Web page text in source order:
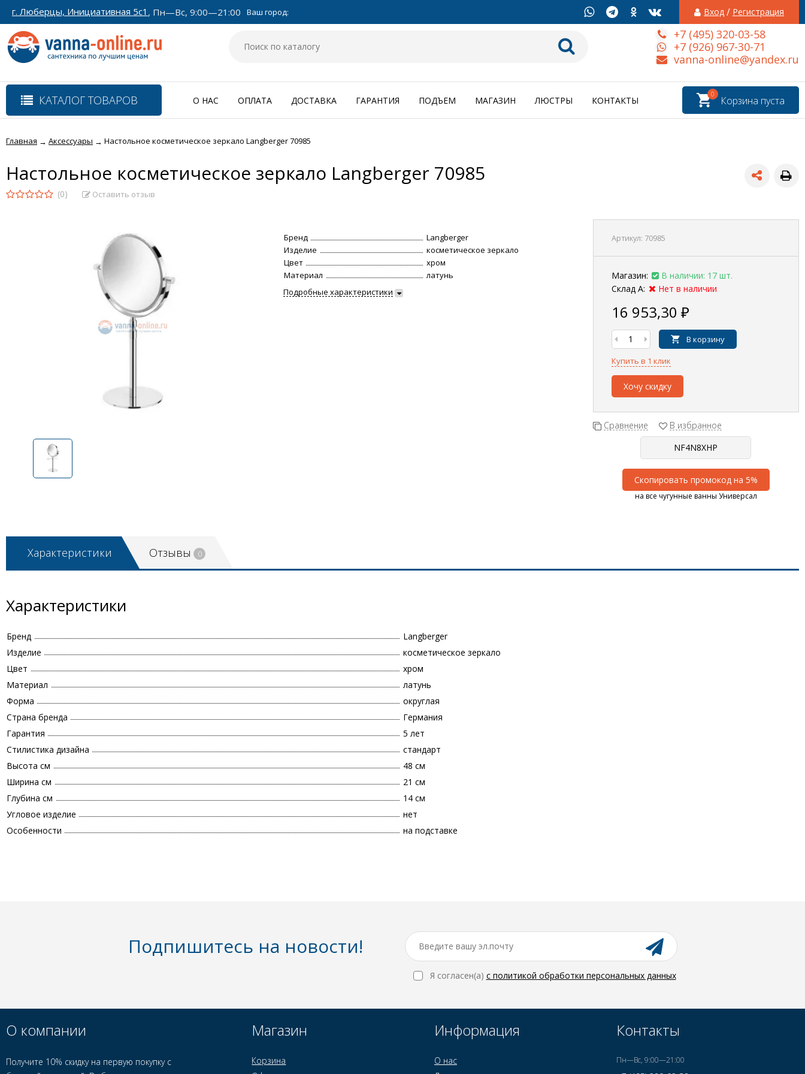
г. Люберцы, Инициативная 5с1 , Пн—Вс, 9:00—21:00 Ваш город: Вход / Регистрация
+7 (495) 320-03-58
+7 (926) 967-30-71
vanna-online@yandex.ru
КАТАЛОГ ТОВАРОВ Корзина пуста
0
О НАС ОПЛАТА ДОСТАВКА ГАРАНТИЯ ПОДЪЕМ МАГАЗИН ЛЮСТРЫ КОНТАКТЫ
Главная → Аксессуары → Настольное косметическое зеркало Langberger 70985
Настольное косметическое зеркало Langberger 70985
(0) Оставить отзыв
Артикул: 70985
Магазин:
В наличии: 17 шт.
Склад А:
Нет в наличии
16 953,30 ₽
В корзину
Купить в 1 клик
Хочу скидку
Сравнение В избранное
Скопировать промокод на 5%
на все чугунные ванны Универсал
Бренд
Langberger
Изделие
косметическое зеркало
Цвет
хром
Материал
латунь
Подробные характеристики
Характеристики Отзывы 0
Характеристики
Бренд
Langberger
Изделие
косметическое зеркало
Цвет
хром
Материал
латунь
Форма
округлая
Страна бренда
Германия
Гарантия
5 лет
Стилистика дизайна
стандарт
Высота см
48 см
Ширина см
21 см
Глубина см
14 см
Угловое изделие
нет
Особенности
на подставке
Подпишитесь на новости!
Я согласен(a) с политикой обработки персональных данных
О компании
Получите 10% скидку на первую покупку с
Магазин
Корзина
Информация
О нас
Контакты
Пн—Вс, 9:00—21:00